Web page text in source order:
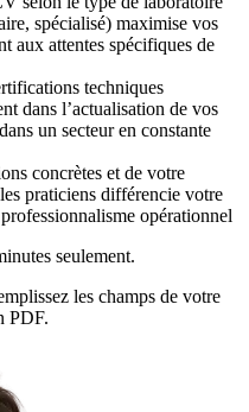
spécialisé) maximise vos
aux attentes spécifiques de
techniques
dans l’actualisation de vos
un secteur en constante
concrètes et de votre
praticiens différencie votre
opérationnel
seulement.
les champs de votre
PDF.